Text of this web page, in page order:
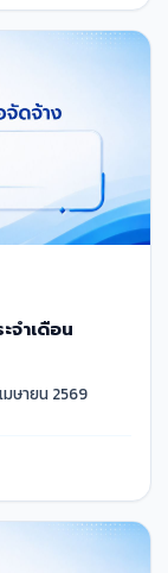
จำเดือน
มษายน 2569